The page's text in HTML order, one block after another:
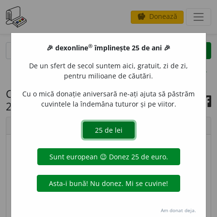
savings Donează
opțiuni
Cuvântul zilei, 7 octombrie
2021
© imagine
AMFIGENEZĂ s. f.1. amfigonie. 2. situație a unor
homosexuali de a putea întreține și relații
🎉 dexonline® împlinește 25 de ani 🎉
De un sfert de secol suntem aici, gratuit, zi de zi,
pentru milioane de căutări.
Cu o mică donație aniversară ne-ați ajuta să păstrăm
cuvintele la îndemâna tuturor și pe viitor.
Am donat deja.